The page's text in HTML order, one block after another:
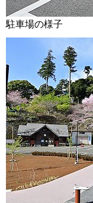
駐車場の様子